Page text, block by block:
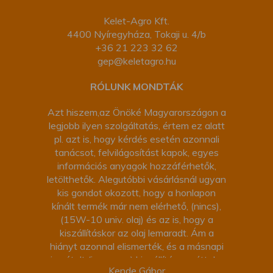
Kelet-Agro Kft.
4400 Nyíregyháza, Tokaji u. 4/b
+36 21 223 32 62
gep@keletagro.hu
RÓLUNK MONDTÁK
Azt hiszem,az Önöké Magyarországon a
legjobb ilyen szolgáltatás, értem ez alatt
pl. azt is, hogy kérdés esetén azonnali
tanácsot, felvilágosítást kapok, egyes
információs anyagok hozzáférhetők,
letölthetők. Alegutóbbi vásárlásnál ugyan
kis gondot okozott, hogy a honlapon
kínált termék már nem elérhető, (nincs),
(15W-10 univ. olaj) és az is, hogy a
kiszállításkor az olaj lemaradt. Ám a
hiányt azonnal elismerték, és a másnapi
ismételt (ingyenes) kiszállítás -ezúttal a
Kende Gábor